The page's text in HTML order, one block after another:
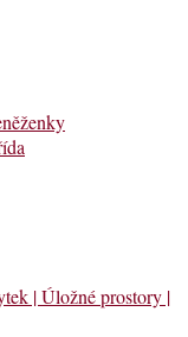
| Úložné prostory |